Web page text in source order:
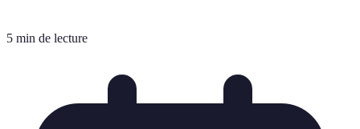
5 min de lecture